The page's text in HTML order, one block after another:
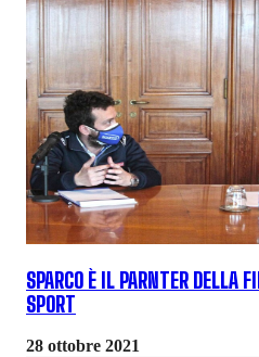
SPARCO È IL PARNTER DELLA
SPORT
28 ottobre 2021